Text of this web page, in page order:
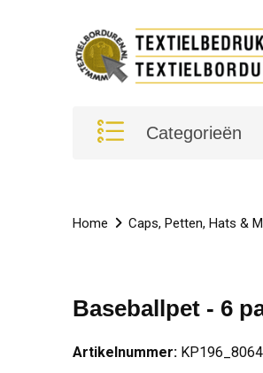
Categorieën
Home Caps, Petten, Hats &
Baseballpet - 6
Artikelnummer: